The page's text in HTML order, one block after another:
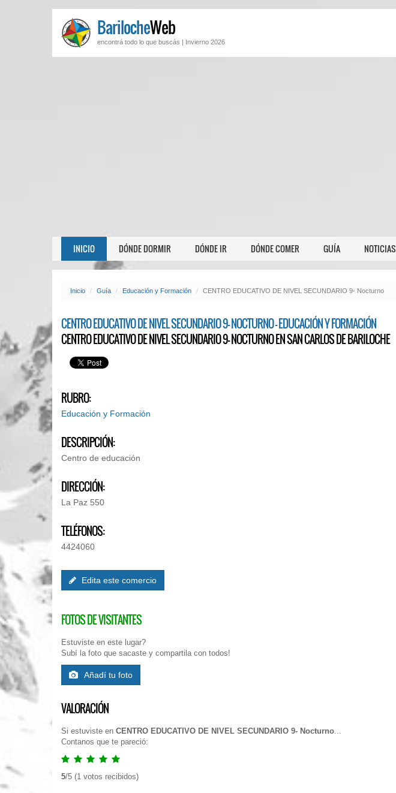
BarilocheWeb
encontrá todo lo que buscás | Invierno 2026
INICIO DÓNDE DORMIR DÓNDE IR DÓNDE COMER GUÍA NOTICIAS
Inicio Guía Educación y Formación CENTRO EDUCATIVO DE NIVEL SECUNDARIO 9- Nocturno
CENTRO EDUCATIVO DE NIVEL SECUNDARIO 9- NOCTURNO - EDUCACIÓN Y FORMACIÓN
CENTRO EDUCATIVO DE NIVEL SECUNDARIO 9- NOCTURNO EN SAN CARLOS DE BARILOCHE
RUBRO:
Educación y Formación
DESCRIPCIÓN:
Centro de educación
DIRECCIÓN:
La Paz 550
TELÉFONOS:
4424060
Edita este comercio
FOTOS DE VISITANTES
Estuviste en este lugar?
Subí la foto que sacaste y compartila con todos!
Añadí tu foto
VALORACIÓN
Si estuviste en CENTRO EDUCATIVO DE NIVEL SECUNDARIO 9- Nocturno...
Contanos que te pareció:
5/5 (1 votos recibidos)